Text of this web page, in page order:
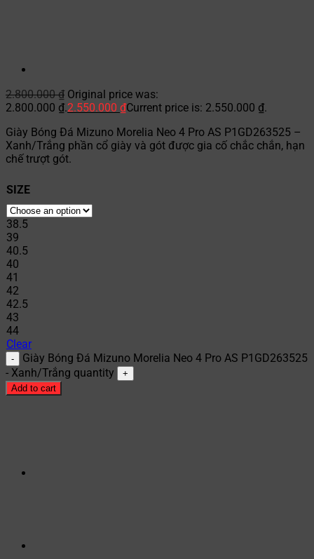
2.800.000₫ Original price was:
2.800.000 ₫.2.550.000 ₫Current price is: 2.550.000 ₫.
Giày Bóng Đá Mizuno Morelia Neo 4 Pro AS P1GD263525 –
Xanh/Trắng phần cổ giày và gót được gia cố chắc chắn, hạn
chế trượt gót.
SIZE
38.5
39
40.5
40
41
42
42.5
43
44
Clear
Giày Bóng Đá Mizuno Morelia Neo 4 Pro AS P1GD263525
- Xanh/Trắng quantity
Add to cart